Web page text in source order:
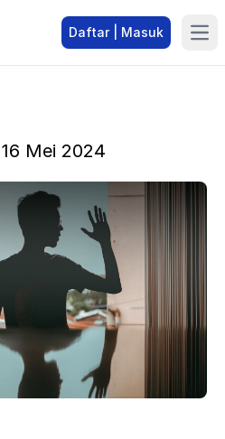
Daftar | Masuk
Mei 2024